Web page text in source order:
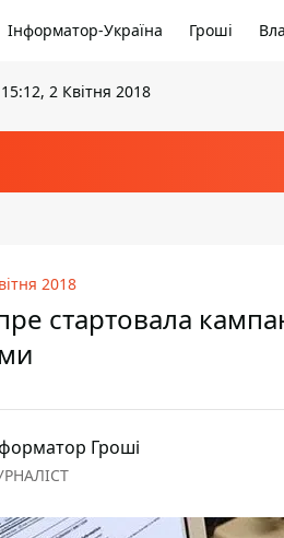
Інформатор-Україна Гроші
15:12, 2 Квітня 2018
2018
стартовала
Гроші